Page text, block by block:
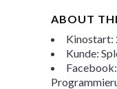
ABOUT
Kinostart:
Kunde: